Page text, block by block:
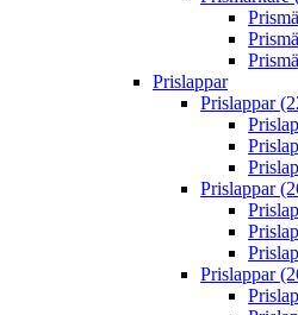
Prislappar
Prislappar
Prislappar
Prislappar